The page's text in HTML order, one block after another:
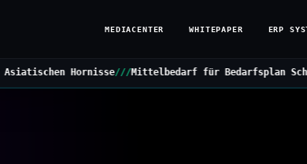
MEDIACENTER WHITEPAPER ERP
///Mittelbedarf für Bedarfsplan Schiene bis 2032///